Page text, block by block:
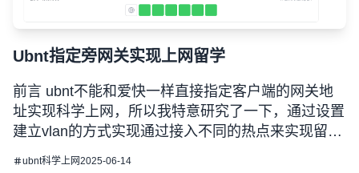
Ubnt指定旁网关实现上网留学
前言 ubnt不能和爱快一样直接指定客户端的网关地
址实现科学上网，所以我特意研究了一下，通过设置
建立vlan的方式实现通过接入不同的热点来实现留
学。 准备条件 我的设备情况 路由器：Ubnt UCG
ubnt科学上网2025-06-14